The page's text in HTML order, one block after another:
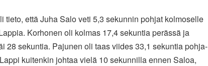
tieto, että Juha Salo veti 5,3 sekunnin pohjat kolmoselle
Korhonen oli kolmas 17,4 sekuntia perässä ja
28 sekuntia. Pajunen oli taas viides 33,1 sekuntia pohja-
kuitenkin johtaa vielä 10 sekunnilla ennen Saloa,